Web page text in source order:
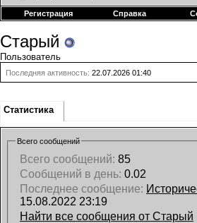
Регистрация Справка
Старый
Пользователь
Последняя активность: 22.07.2026 01:40
Статистика
Всего сообщений
Всего сообщений: 85
Сообщений в день: 0.02
Последнее сообщение:
15.08.2022 23:19
Найти все сообщения от Старый